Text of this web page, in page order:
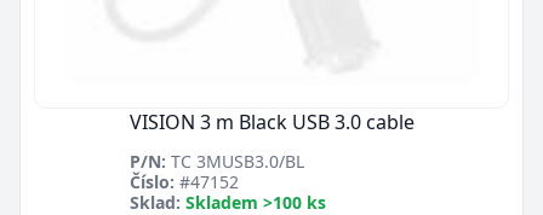
VISION 3 m Black USB 3.0 cable
P/N: TC 3MUSB3.0/BL
Číslo: #47152
Sklad: Skladem >100 ks